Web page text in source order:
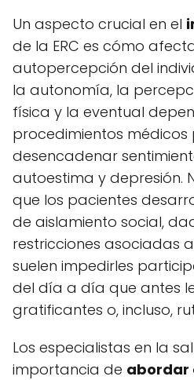
Un aspecto crucial en el
de la ERC es cómo
autopercepción del
la autonomía, la
física y la eventual
procedimientos médicos
desencadenar
autoestima y depresión.
que los pacientes
de aislamiento social,
restricciones asociadas
suelen impedirles
del día a día que antes
gratificantes o, incluso,
Los especialistas en la
importancia de abordar